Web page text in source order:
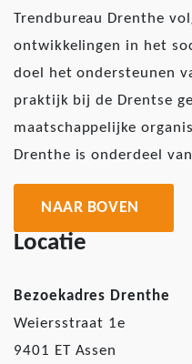
Trendbureau Drenthe
ontwikkelingen in het
doel het ondersteunen
praktijk bij de Drentse
maatschappelijke
Drenthe is onderdeel
NAAR BOVEN
Locatie
Bezoekadres Drenthe
Weiersstraat 1e
9401 ET Assen